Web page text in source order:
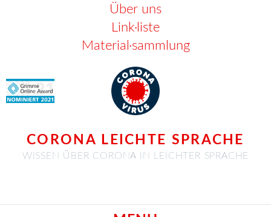
Über uns
Link·liste
Material·sammlung
CORONA LEICHTE SPRACHE
WISSEN ÜBER CORONA IN LEICHTER SPRACHE